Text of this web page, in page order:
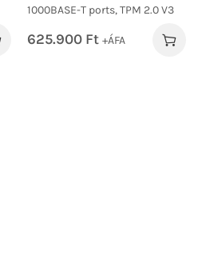
1000BASE-T ports, TPM 2.0 V3
625.900 Ft +ÁFA